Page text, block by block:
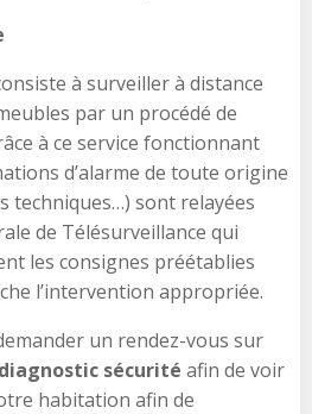
à surveiller à distance
par un procédé de
à ce service fonctionnant
d’alarme de toute origine
techniques…) sont relayées
de Télésurveillance qui
les consignes préétablies
l’intervention appropriée.
un rendez-vous sur
diagnostic sécurité afin de voir
habitation afin de